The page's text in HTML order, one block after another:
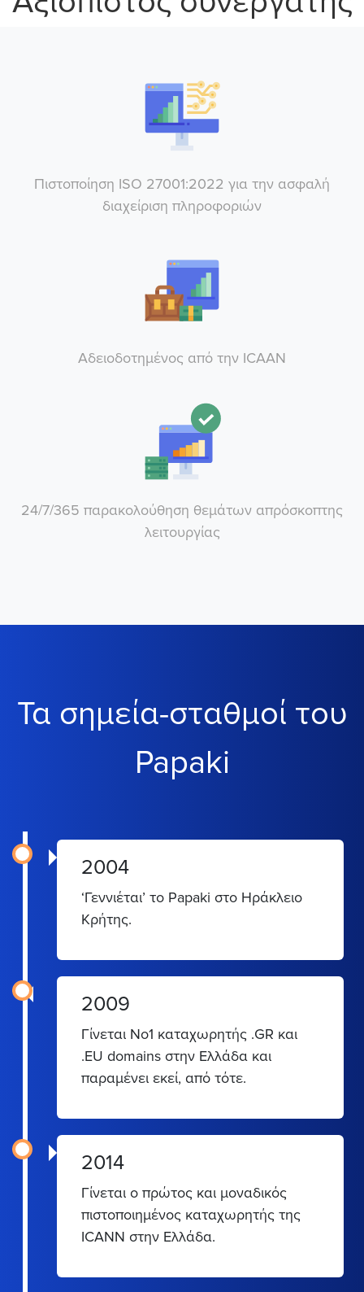
Πιστοποίηση ISΟ 27001:2022 για την ασφαλή
διαχείριση πληροφοριών
Αδειοδοτημένος από την ICAAN
24/7/365 παρακολούθηση θεμάτων απρόσκοπτης
λειτουργίας
Τα σημεία-σταθμοί του
Papaki
2004
‘Γεννιέται’ το Papaki στο Ηράκλειο
Κρήτης.
2009
Γίνεται Νο1 καταχωρητής .GR και
.EU domains στην Ελλάδα και
παραμένει εκεί, από τότε.
2014
Γίνεται ο πρώτος και μοναδικός
πιστοποιημένος καταχωρητής της
ICANN στην Ελλάδα.